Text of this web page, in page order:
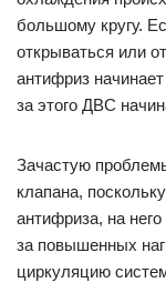
большому кругу.
открываться или
антифриз
за этого ДВС
Зачастую
клапана,
антифриза, на
за повышенных
циркуляцию